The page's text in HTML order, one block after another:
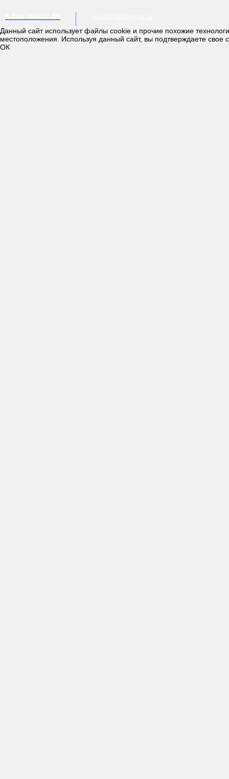
Данный сайт использует файлы cookie и прочие похожие
местоположения. Используя данный сайт, вы подтверждаете свое
ОК